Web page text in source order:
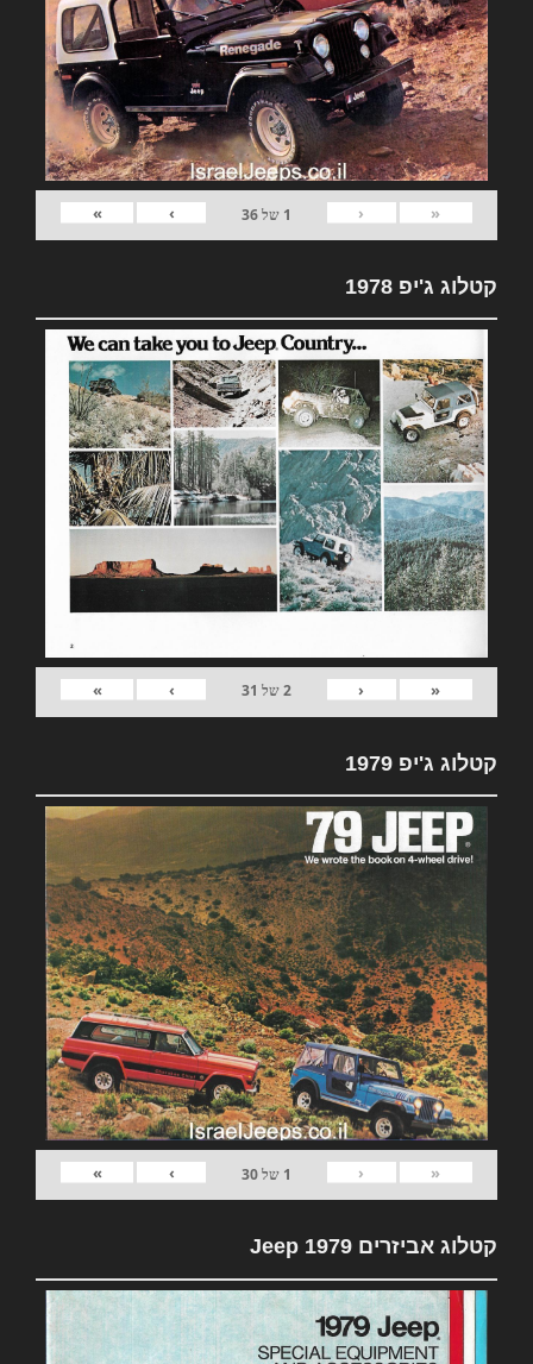
«
‹
1 של36
›
»
קטלוג ג'יפ 1978
«
‹
2של 31
›
»
קטלוג ג'יפ 1979
«
‹
1 של30
›
»
קטלוג אביזרים 1979 Jeep